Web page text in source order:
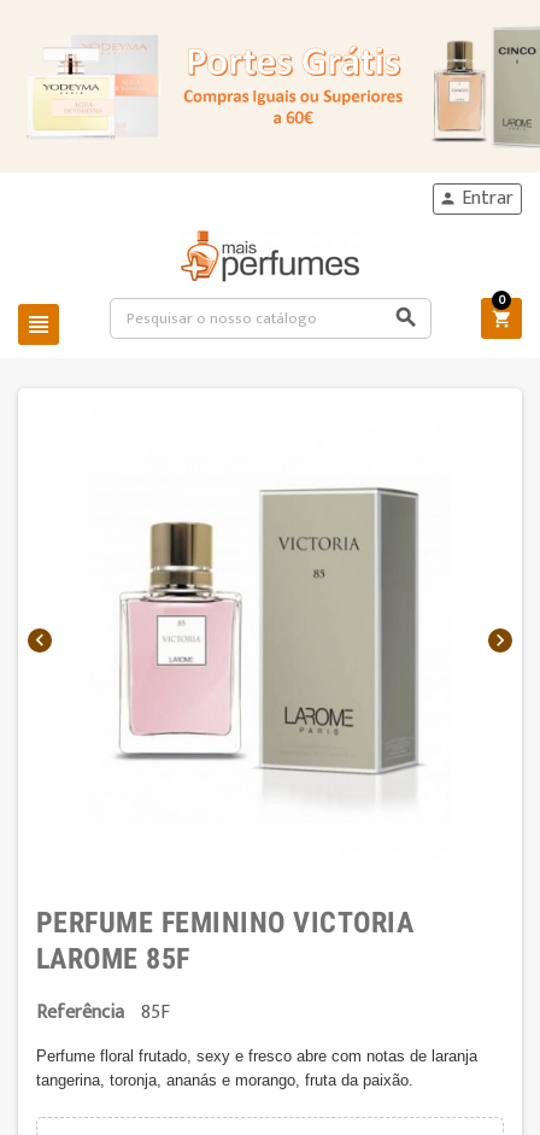
 
 Entrar

0
 
PERFUME FEMININO VICTORIA
LAROME 85F
Referência 85F
Perfume floral frutado, sexy e fresco abre com notas de laranja
tangerina, toronja, ananás e morango, fruta da paixão.